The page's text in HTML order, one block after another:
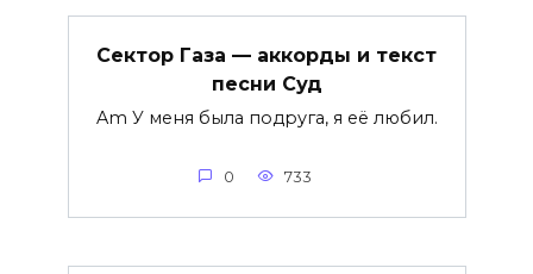
Сектор Газа — аккорды и текст
песни Суд
Am У меня была подруга, я её любил.
0 733